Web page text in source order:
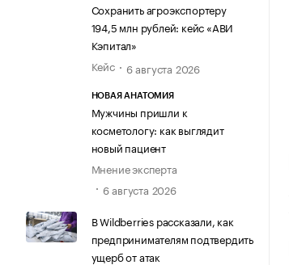
Сохранить агроэкспортеру
194,5 млн рублей: кейс «АВИ
Кэпитал»
Кейс
6 августа 2026
НОВАЯ АНАТОМИЯ
Мужчины пришли к
косметологу: как выглядит
новый пациент
Мнение эксперта
6 августа 2026
В Wildberries рассказали, как
предпринимателям подтвердить
ущерб от атак